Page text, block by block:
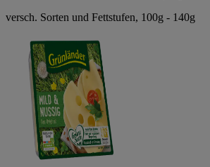
versch. Sorten und Fettstufen, 100g - 140g